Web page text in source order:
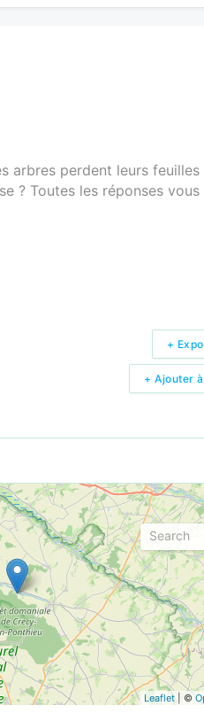
arbres perdent leurs feuilles
? Toutes les réponses
+ Ajouter
+
Leaflet| ©